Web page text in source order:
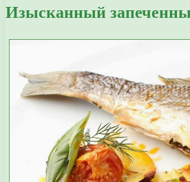
Изысканный